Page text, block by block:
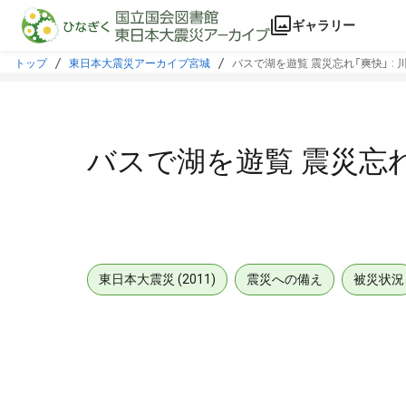
本文に飛ぶ
ギャラリー
トップ 東日本大震災アーカイブ宮城 バスで湖を遊覧 震災忘れ「爽快」 :
バスで湖を遊覧 震災忘
東日本大震災 (2011) 震災への備え 被災状況